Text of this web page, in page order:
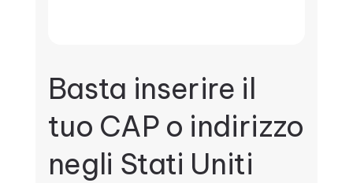
Basta inserire il
tuo CAP o indirizzo
negli Stati Uniti